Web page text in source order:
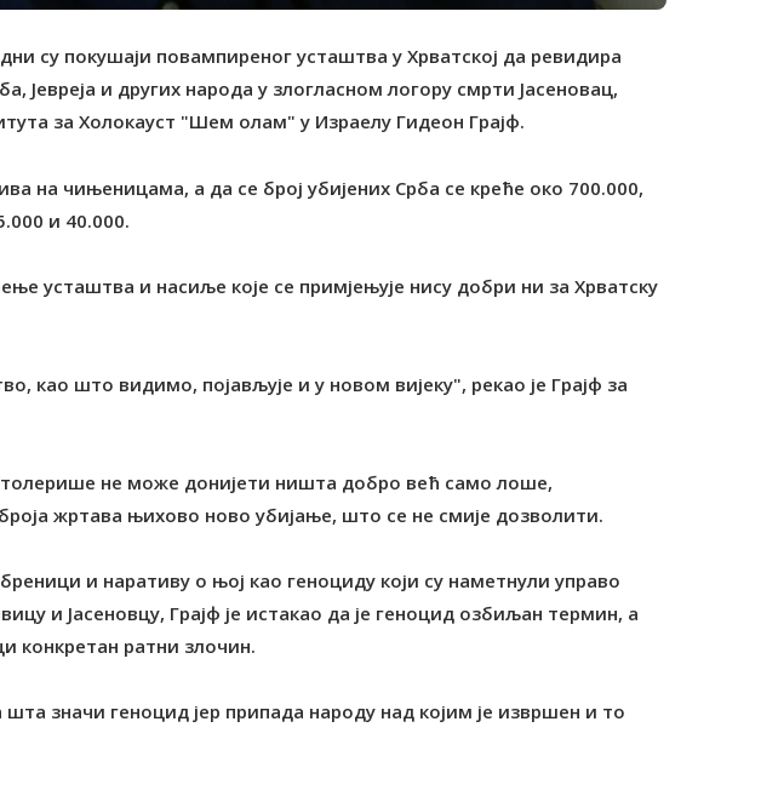
су покушаји повампиреног усташтва у Хрватској да ревидира
Јевреја и других народа у злогласном логору смрти Јасеновац,
за Холокауст "Шем олам" у Израелу Гидеон Грајф.
на чињеницама, а да се број убијених Срба се креће око 700.000,
и 40.000.
усташтва и насиље које се примјењује нису добри ни за Хрватску
као што видимо, појављује и у новом вијеку", рекао је Грајф за
толерише не може донијети ништа добро већ само лоше,
жртава њихово ново убијање, што се не смије дозволити.
и наративу о њој као геноциду који су наметнули управо
и Јасеновцу, Грајф је истакао да је геноцид озбиљан термин, а
конкретан ратни злочин.
шта значи геноцид јер припада народу над којим је извршен и то